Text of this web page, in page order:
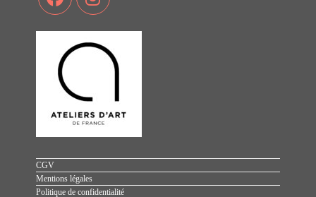
CGV
Mentions légales
Politique de confidentialité